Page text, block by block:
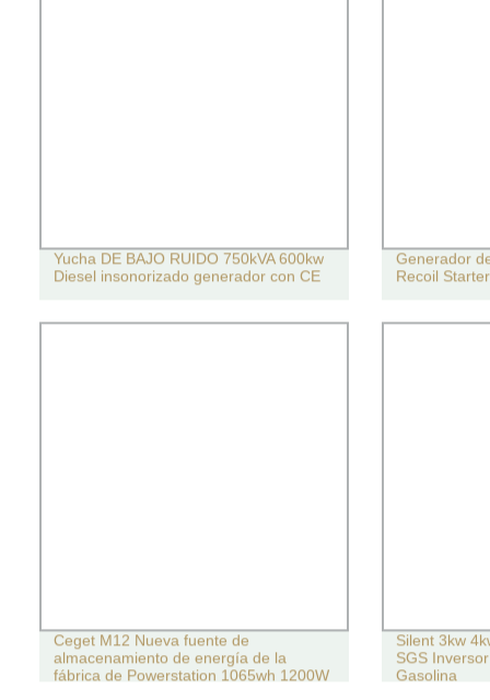
Yucha DE BAJO RUIDO 750kVA 600kw
Diesel insonorizado generador con CE
Generador
Recoil
Ceget M12 Nueva fuente de
almacenamiento de energía de la
fábrica de Powerstation 1065wh 1200W
Silent 3kw
SGS
Gasolina